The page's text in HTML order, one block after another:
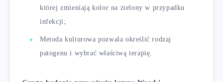
której zmieniają kolor na zielony w przypadku
infekcji;
Metoda kulturowa pozwala określić rodzaj
patogenu i wybrać właściwą terapię.